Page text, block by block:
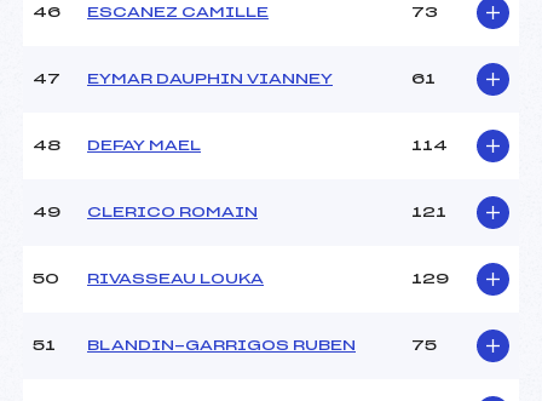
46 ESCANEZ CAMILLE 73
47 EYMAR DAUPHIN VIANNEY 61
48 DEFAY MAEL 114
49 CLERICO ROMAIN 121
50 RIVASSEAU LOUKA 129
51 BLANDIN-GARRIGOS RUBEN 75